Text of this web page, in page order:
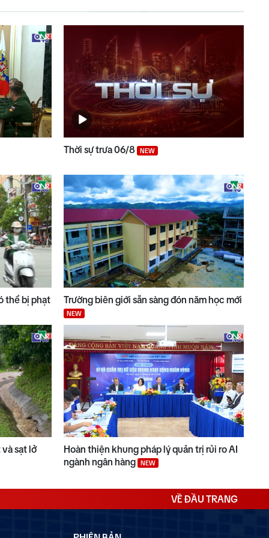
Thời sự trưa 06/8 NEW
thể bị phạt Trường biên giới sẵn sàng đón năm học mới
NEW
sạt lở
Hoàn thiện khung pháp lý quản trị rủi ro AI
ngành ngân hàng
NEW
VỀ ĐẦU TRANG